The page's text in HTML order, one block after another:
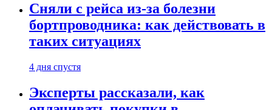
Сняли с рейса из-за болезни
бортпроводника: как действовать в
таких ситуациях
4 дня спустя
Эксперты рассказали, как